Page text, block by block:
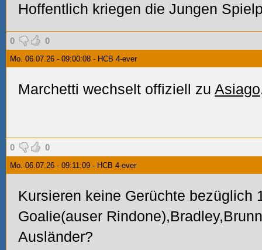
Hoffentlich kriegen die Jungen
0 0
Mo. 06.07.26 - 09:00:08 - HCB 4-ever
Marchetti wechselt offiziell zu Asiago
0 0
Mo. 06.07.26 - 09:11:09 - HCB 4-ever
Kursieren keine Gerüchte bezüglich
Goalie(auser
Ausländer?